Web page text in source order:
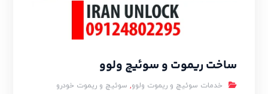
ساخت ریموت و سوئیچ ولوو
خدمات سوئیچ و ریموت ولوو, سوئیچ و ریموت خودرو